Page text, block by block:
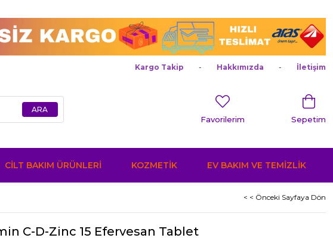
Kargo Takip Hakkımızda İletişim
Sepetim
Favorilerim
CİLT BAKIM ÜRÜNLERİ KOZMETİK EV BAKIM VE TEMİZLİK
< < Önceki Sayfaya Dön
C-D-Zinc 15 Efervesan Tablet